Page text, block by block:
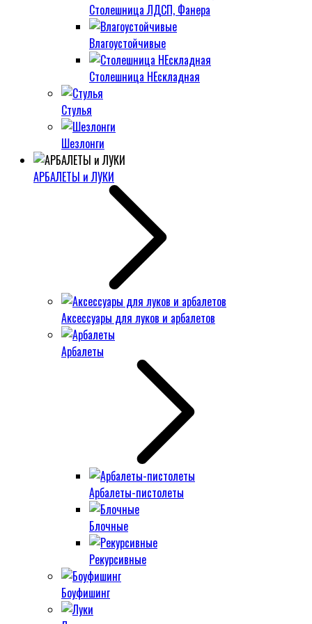
Столешница ЛДСП, Фанера
Влагоустойчивые
Столешница НЕскладная
Стулья
Шезлонги
АРБАЛЕТЫ и ЛУКИ
Аксессуары для луков и арбалетов
Арбалеты
Арбалеты-пистолеты
Блочные
Рекурсивные
Боуфишинг